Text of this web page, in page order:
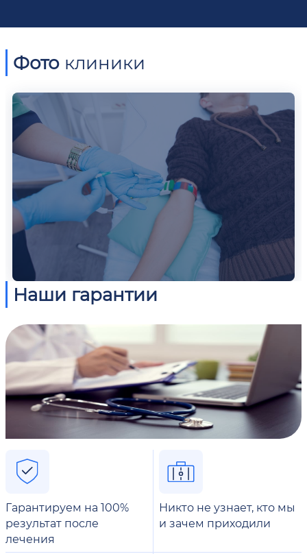
Фото клиники
Наши гарантии
Гарантируем на 100%
результат после
лечения
Никто не узнает, кто мы
и зачем приходили